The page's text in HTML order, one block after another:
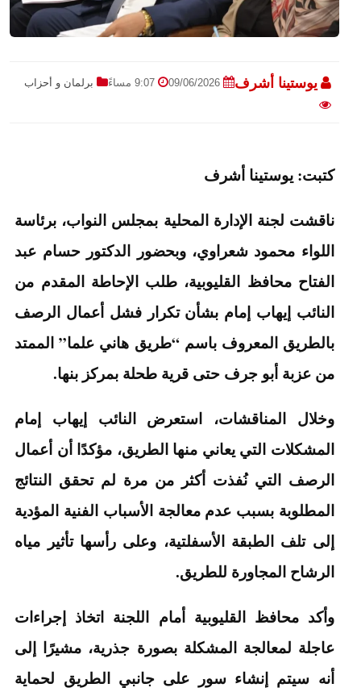
يوستينا أشرف 09/06/2026 9:07 مساءً برلمان و أحزاب
كتبت: يوستينا أشرف
ناقشت لجنة الإدارة المحلية بمجلس النواب، برئاسة
اللواء محمود شعراوي، وبحضور الدكتور حسام عبد
الفتاح محافظ القليوبية، طلب الإحاطة المقدم من
النائب إيهاب إمام بشأن تكرار فشل أعمال الرصف
بالطريق المعروف باسم “طريق هاني علما” الممتد
من عزبة أبو جرف حتى قرية طحلة بمركز بنها.
وخلال المناقشات، استعرض النائب إيهاب إمام
المشكلات التي يعاني منها الطريق، مؤكدًا أن أعمال
الرصف التي نُفذت أكثر من مرة لم تحقق النتائج
المطلوبة بسبب عدم معالجة الأسباب الفنية المؤدية
إلى تلف الطبقة الأسفلتية، وعلى رأسها تأثير مياه
الرشاح المجاورة للطريق.
وأكد محافظ القليوبية أمام اللجنة اتخاذ إجراءات
عاجلة لمعالجة المشكلة بصورة جذرية، مشيرًا إلى
أنه سيتم إنشاء سور على جانبي الطريق لحماية